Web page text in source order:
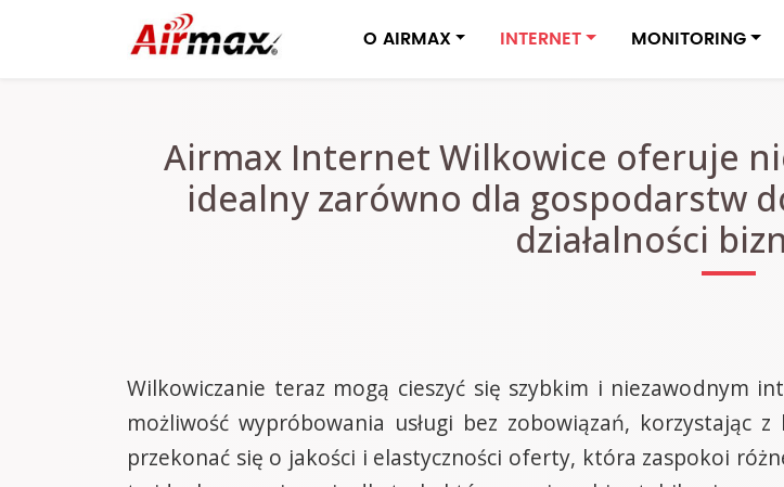
O AIRMAX INTERNET MONITORING
Airmax Internet Wilkowice oferuje
idealny zarówno dla gospodarstw
działalności
Wilkowiczanie teraz mogą cieszyć się szybkim i niezawodnym
możliwość wypróbowania usługi bez zobowiązań, korzystając
przekonać się o jakości i elastyczności oferty, która zaspokoi